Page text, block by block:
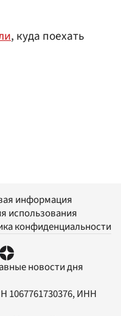
, куда поехать
информация
использования
конфиденциальности
новости дня
1067761730376, ИНН